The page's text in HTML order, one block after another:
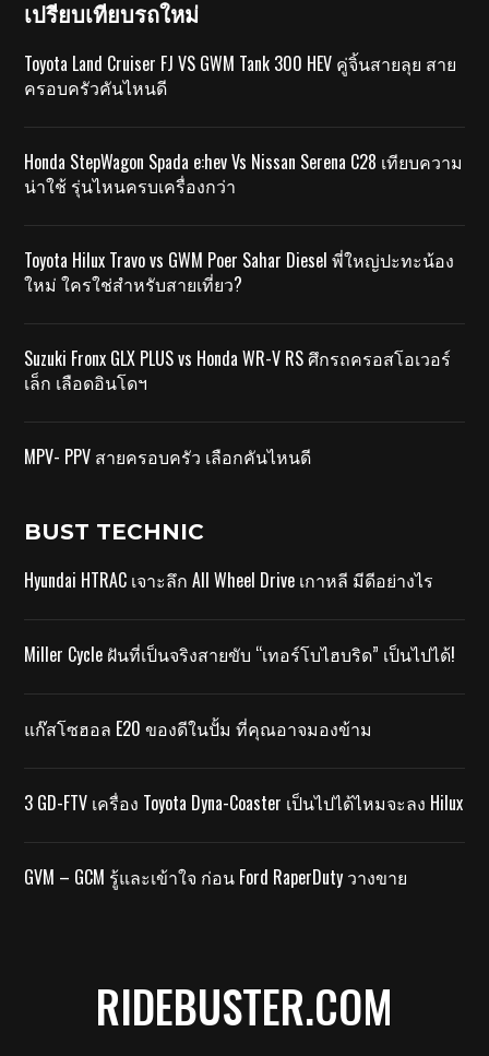
เปรียบเทียบรถใหม่
Toyota Land Cruiser FJ VS GWM Tank 300 HEV คู่จิ้นสายลุย สาย
ครอบครัวคันไหนดี
Honda StepWagon Spada e:hev Vs Nissan Serena C28 เทียบความ
น่าใช้ รุ่นไหนครบเครื่องกว่า
Toyota Hilux Travo vs GWM Poer Sahar Diesel พี่ใหญ่ปะทะน้อง
ใหม่ ใครใช่สำหรับสายเที่ยว?
Suzuki Fronx GLX PLUS vs Honda WR-V RS ศึกรถครอสโอเวอร์
เล็ก เลือดอินโดฯ
MPV- PPV สายครอบครัว เลือกคันไหนดี
BUST TECHNIC
Hyundai HTRAC เจาะลึก All Wheel Drive เกาหลี มีดีอย่างไร
Miller Cycle ฝันที่เป็นจริงสายขับ “เทอร์โบไฮบริด” เป็นไปได้!
แก๊สโซฮอล E20 ของดีในปั้ม ที่คุณอาจมองข้าม
3 GD-FTV เครื่อง Toyota Dyna-Coaster เป็นไปได้ไหมจะลง Hilux
GVM – GCM รู้และเข้าใจ ก่อน Ford RaperDuty วางขาย
RIDEBUSTER.COM